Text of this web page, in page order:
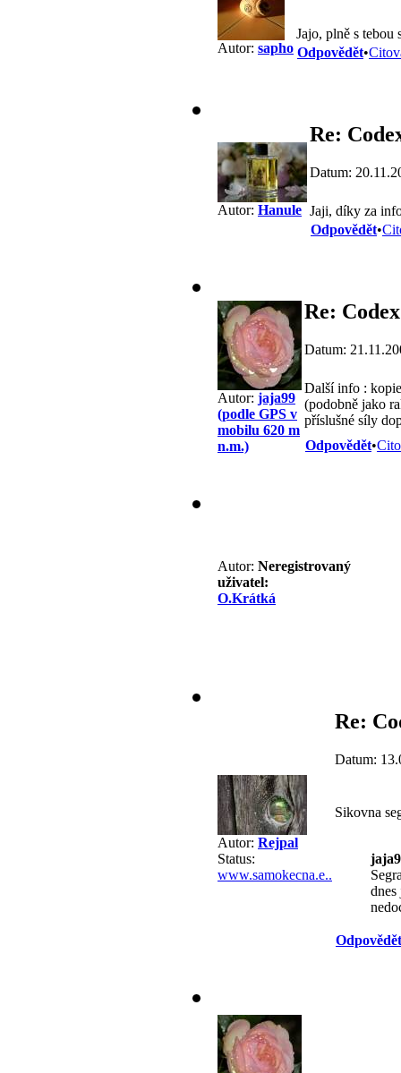
Autor: sapho
Jajo, plně s tebou
Odpovědět•
Autor: Hanule
Re:
Datum:
Jaji, díky za
Odpovědět•
Autor: jaja99
(podle GPS v
mobilu 620 m
n.m.)
Re:
Datum:
Další info :
(podobně jako
příslušné síly
Odpovědět•
Autor: Neregistrovaný
uživatel:
O.Krátká
Autor: Rejpal
Status:
www.samokecna.e..
Re:
Datum:
Sikovna
dnes
Odpovědět